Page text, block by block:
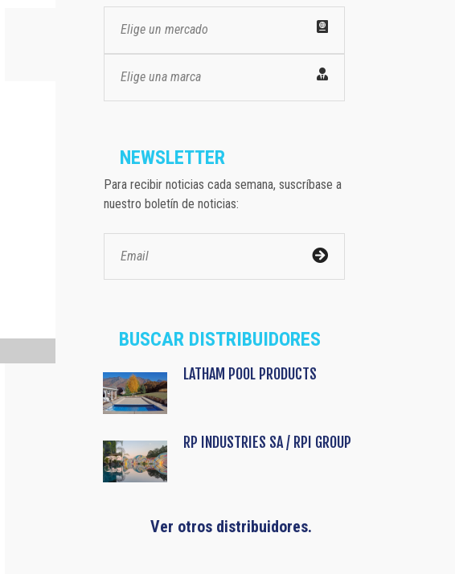
Elige un mercado
Elige una marca
NEWSLETTER
Para recibir noticias cada semana, suscríbase a
nuestro boletín de noticias:
BUSCAR DISTRIBUIDORES
LATHAM POOL PRODUCTS
RP INDUSTRIES SA / RPI GROUP
Ver otros distribuidores.